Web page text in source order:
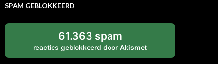
SPAM GEBLOKKEERD
61.363 spam
reacties geblokkeerd door Akismet